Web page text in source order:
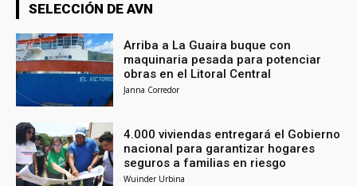
SELECCIÓN DE AVN
Arriba a La Guaira buque con
maquinaria pesada para potenciar
obras en el Litoral Central
Janna Corredor
4.000 viviendas entregará el Gobierno
nacional para garantizar hogares
seguros a familias en riesgo
Wuinder Urbina